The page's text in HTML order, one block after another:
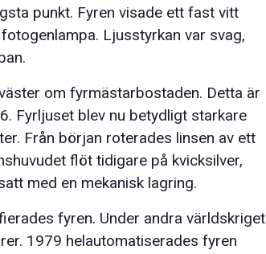
punkt. Fyren visade ett fast vitt
Ljusstyrkan var svag,
om fyrmästarbostaden. Detta är
Fyrljuset blev nu betydligt starkare
Från början roterades linsen av ett
flöt tidigare på kvicksilver,
med en mekanisk lagring.
fyren. Under andra världskriget
1979 helautomatiserades fyren